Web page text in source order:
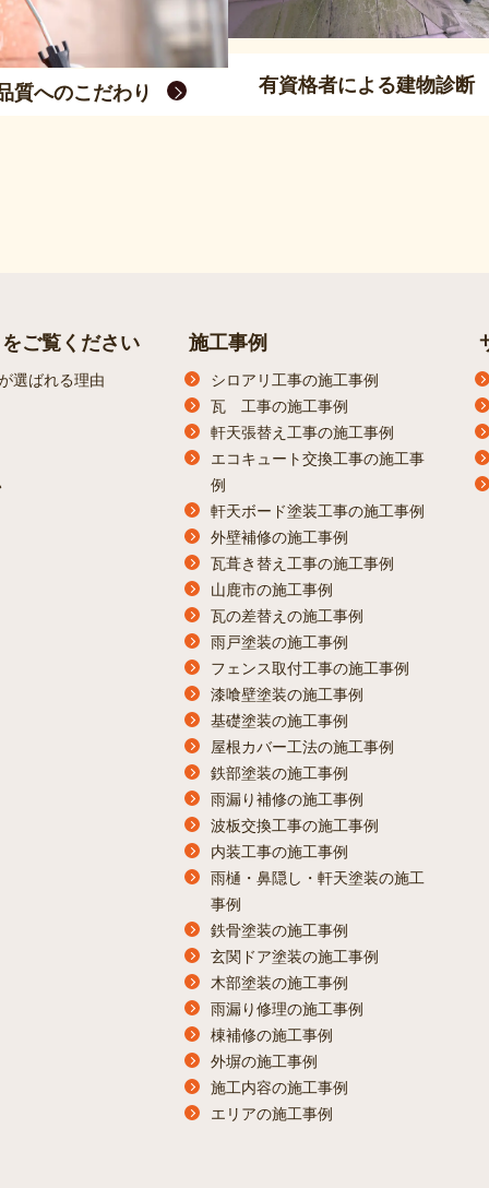
質へのこだわり 有資格者による建物診断
ご覧ください
選ばれる理由
施工事例
シロアリ工事の施工事例
瓦 工事の施工事例
軒天張替え工事の施工事例
エコキュート交換工事の施工事
例
軒天ボード塗装工事の施工事例
外壁補修の施工事例
瓦葺き替え工事の施工事例
山鹿市の施工事例
瓦の差替えの施工事例
雨戸塗装の施工事例
フェンス取付工事の施工事例
漆喰壁塗装の施工事例
基礎塗装の施工事例
屋根カバー工法の施工事例
鉄部塗装の施工事例
雨漏り補修の施工事例
波板交換工事の施工事例
内装工事の施工事例
雨樋・鼻隠し・軒天塗装の施工
事例
鉄骨塗装の施工事例
玄関ドア塗装の施工事例
木部塗装の施工事例
雨漏り修理の施工事例
棟補修の施工事例
外塀の施工事例
施工内容の施工事例
エリアの施工事例